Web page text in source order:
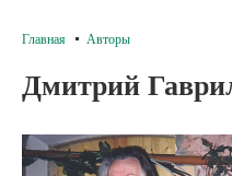
Главная Авторы
Дмитрий